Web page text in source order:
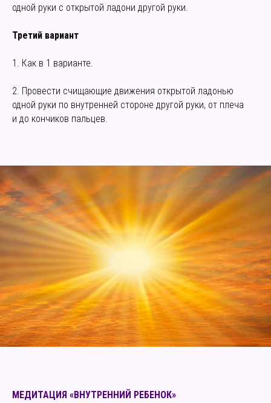
одной руки с открытой ладони другой руки.
Третий вариант
1. Как в 1 варианте.
2. Провести счищающие движения открытой ладонью
одной руки по внутренней стороне другой руки, от плеча
и до кончиков пальцев.
МЕДИТАЦИЯ «ВНУТРЕННИЙ РЕБЕНОК»